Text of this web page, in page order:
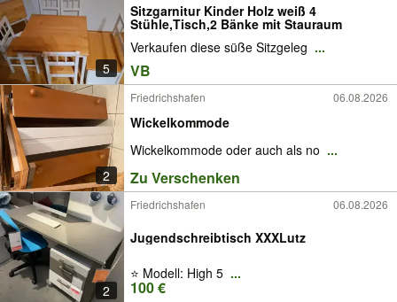
5
Sitzgarnitur Kinder Holz weiß 4
Stühle,Tisch,2 Bänke mit Stauraum
Verkaufen diese süße Sitzgeleg ...
VB
2
Friedrichshafen 06.08.2026
Wickelkommode
Wickelkommode oder auch als no ...
Zu Verschenken
2
Friedrichshafen 06.08.2026
Jugendschreibtisch XXXLutz
⭐ Modell: High 5 ...
100 €